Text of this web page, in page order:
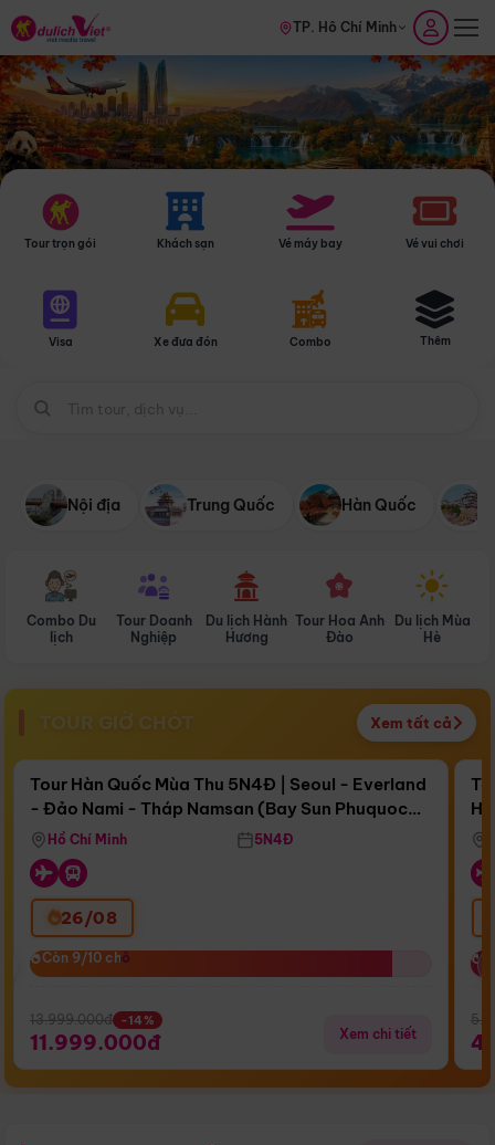
TP. Hồ Chí Minh
Tour trọn gói Khách sạn Vé máy bay Vé vui chơi
Visa Xe đưa đón Combo Thêm
Nội địa Trung Quốc Hàn Quốc
Combo Du
lịch
Tour Doanh
Nghiệp
Du lịch Hành
Hương
Tour Hoa Anh
Đào
Du lịch Mùa
Hè
TOUR GIỜ CHÓT Xem tất cả
Còn17 ngày 11:58:20
Bay Sun Phuquoc Airways
Điểm nổi bật
Tour Hàn Quốc Mùa Thu 5N4Đ | Seoul - Everland
- Đảo Nami - Tháp Namsan (Bay Sun Phuquoc
Airways)
Hồ Chí Minh 5N4Đ
26/08
Còn 9/10 chỗ
Còn 9/10 chỗ
13.999.000đ -14%
11.999.000đ Xem chi tiết